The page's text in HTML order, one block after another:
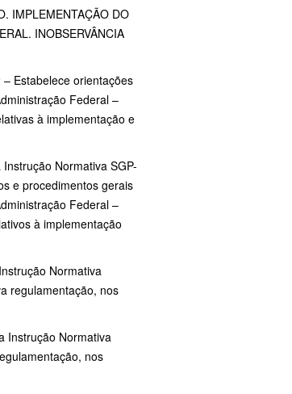
IMPLEMENTAÇÃO DO
INOBSERVÂNCIA
– Estabelece orientações
Federal –
à implementação e
Normativa SGP-
e procedimentos gerais
Federal –
à implementação
Normativa
regulamentação, nos
Instrução Normativa
nos